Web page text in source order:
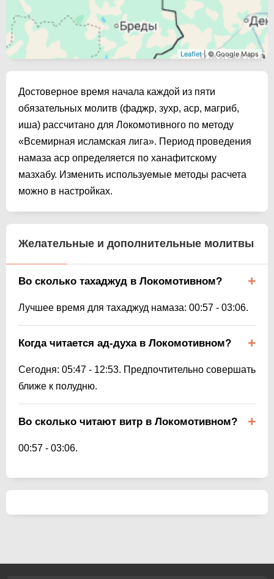
Leaflet| © Google Maps
Достоверное время начала каждой из пяти
обязательных молитв (фаджр, зухр, аср, магриб,
иша) рассчитано для Локомотивного по методу
«Всемирная исламская лига». Период проведения
намаза аср определяется по ханафитскому
мазхабу. Изменить используемые методы расчета
можно в настройках.
Желательные и дополнительные молитвы
Во сколько тахаджуд в Локомотивном?
Лучшее время для тахаджуд намаза: 00:57 - 03:06.
Когда читается ад-духа в Локомотивном?
Сегодня: 05:47 - 12:53. Предпочтительно совершать
ближе к полудню.
Во сколько читают витр в Локомотивном?
00:57 - 03:06.